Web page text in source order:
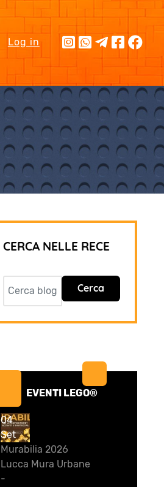
Log in
CERCA NELLE RECE
Cerca
EVENTI LEGO®
04
Set
Murabilia 2026
Lucca Mura Urbane
-